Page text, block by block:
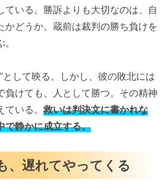
ている。勝訴よりも大切なのは、自
かどうか。蔵前は裁判の勝ち負けを
として映る。しかし、彼の敗北には
負けても、人として勝つ。その精神
ている。救いは判決文に書かれな
で静かに成立する。
、遅れてやってくる